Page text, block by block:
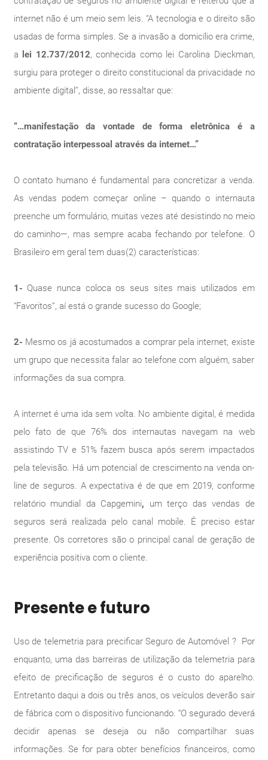
internet não é um meio sem leis. “A tecnologia e o direito são
usadas de forma simples. Se a invasão a domicílio era crime,
a
lei 12.737/2012, conhecida como lei Carolina Dieckman,
surgiu para proteger o direito constitucional da privacidade no
ambiente digital”, disse, ao ressaltar que:
“…manifestação da vontade de forma eletrônica é a
contratação interpessoal através da internet…”
O contato humano é fundamental para concretizar a venda.
As vendas podem começar online – quando o internauta
preenche um formulário, muitas vezes até desistindo no meio
do caminho—, mas sempre acaba fechando por telefone. O
Brasileiro em geral tem duas(2) características:
1- Quase nunca coloca os seus sites mais utilizados em
“Favoritos”, aí está o grande sucesso do Google;
2- Mesmo os já acostumados a comprar pela internet, existe
um grupo que necessita falar ao telefone com alguém, saber
informações da sua compra.
A internet é uma ida sem volta. No ambiente digital, é medida
pelo fato de que 76% dos internautas navegam na web
assistindo TV e 51% fazem busca após serem impactados
pela televisão. Há um potencial de crescimento na venda on-
line de seguros. A expectativa é de que em 2019, conforme
relatório mundial da Capgemini, um terço das vendas de
seguros será realizada pelo canal mobile. É preciso estar
presente. Os corretores são o principal canal de geração de
experiência positiva com o cliente.
Presente e futuro
Uso de telemetria para precificar Seguro de Automóvel ? Por
enquanto, uma das barreiras de utilização da telemetria para
efeito de precificação de seguros é o custo do aparelho.
Entretanto daqui a dois ou três anos, os veículos deverão sair
de fábrica com o dispositivo funcionando. “O segurado deverá
decidir apenas se deseja ou não compartilhar suas
informações. Se for para obter benefícios financeiros, como